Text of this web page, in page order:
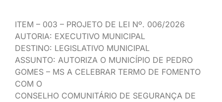
ITEM – 003 – PROJETO DE LEI Nº. 006/2026
AUTORIA: EXECUTIVO MUNICIPAL
DESTINO: LEGISLATIVO MUNICIPAL
ASSUNTO: AUTORIZA O MUNICÍPIO DE PEDRO
GOMES – MS A CELEBRAR TERMO DE FOMENTO
COM O
CONSELHO COMUNITÁRIO DE SEGURANÇA DE